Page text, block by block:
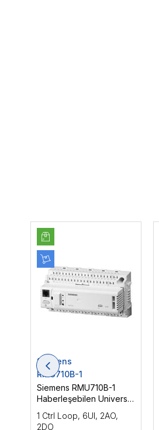
Siemens
RMU710B-1
Siemens RMU710B-1
Haberleşebilen Universal
1 Ctrl Loop, 6UI, 2AO,
2DO